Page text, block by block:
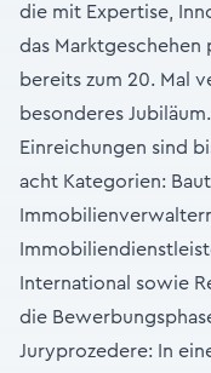
die mit Expertise,
das Marktgeschehen
bereits zum 20. Mal
besonderes Jubiläum.
Einreichungen sind
acht Kategorien:
International sowie
die
Juryprozedere: In